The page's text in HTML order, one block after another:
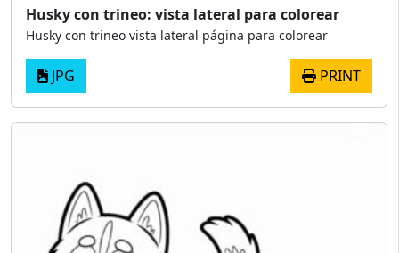
Husky con trineo: vista lateral para colorear
Husky con trineo vista lateral página para colorear
JPG PRINT